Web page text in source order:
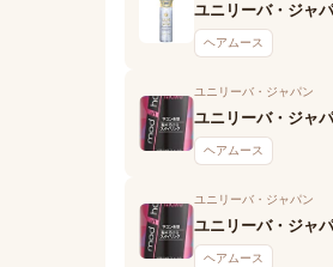
ユニリーバ・ジャ
ヘアムース
ユニリーバ・ジャパン
ユニリーバ・ジャ
ヘアムース
ユニリーバ・ジャパン
ユニリーバ・ジャ
ヘアムース